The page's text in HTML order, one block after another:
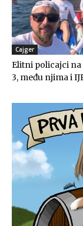
Cajger
Elitni policajci
3, među njima i